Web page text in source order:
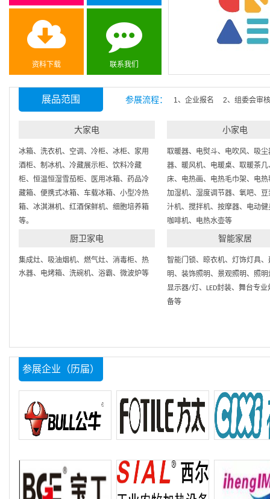
资料下载 联系我们
展品范围 参展流程： 1、企业报名 2、组委会
大家电
冰箱、洗衣机、空调、冷柜、冰柜、家用
酒柜、制冰机、冷藏展示柜、饮料冷藏
柜、恒温恒湿雪茄柜、医用冰箱、药品冷
藏箱、便携式冰箱、车载冰箱、小型冷热
箱、冰淇淋机、红酒保鲜机、细胞培养箱
等。
小家电
取暖器、电熨斗、电吹风、吸尘
器、暖风机、电暖桌、取暖茶几
床、电热画、电热毛巾架、电热
加湿机、湿度调节器、氧吧、豆
汁机、搅拌机、按摩器、电动健
咖啡机、电热水壶等
厨卫家电
集成灶、吸油烟机、燃气灶、消毒柜、热
水器、电烤箱、洗碗机、浴霸、微波炉等
智能家居
智能门锁、晾衣机、灯饰灯具、
明、装饰照明、景观照明、照明
显示器/灯、LED封装、舞台专业
备等
参展企业（历届）